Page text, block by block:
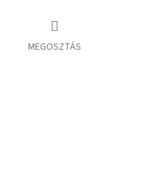
MEGOSZTÁS